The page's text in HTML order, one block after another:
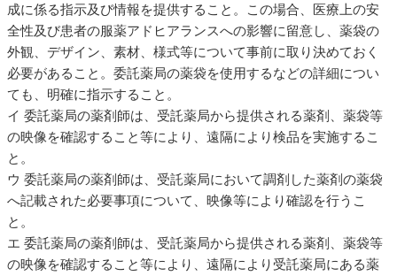
成に係る指示及び情報を提供すること。この場合、医療上の安
全性及び患者の服薬アドヒアランスへの影響に留意し、薬袋の
外観、デザイン、素材、様式等について事前に取り決めておく
必要があること。委託薬局の薬袋を使用するなどの詳細につい
ても、明確に指示すること。
イ 委託薬局の薬剤師は、受託薬局から提供される薬剤、薬袋等
の映像を確認すること等により、遠隔により検品を実施するこ
と。
ウ 委託薬局の薬剤師は、受託薬局において調剤した薬剤の薬袋
へ記載された必要事項について、映像等により確認を行うこ
と。
エ 委託薬局の薬剤師は、受託薬局から提供される薬剤、薬袋等
の映像を確認すること等により、遠隔により受託薬局にある薬